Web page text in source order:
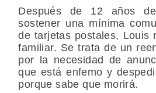
Después de 12 años
sostener una mínima
de tarjetas postales, Louis
familiar. Se trata de un
por la necesidad de
que está enfemo y
porque sabe que morirá.